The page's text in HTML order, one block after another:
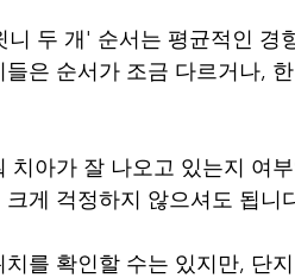
두 개' 순서는 평균적인 경
은 순서가 조금 다르거나,
아가 잘 나오고 있는지 여
게 걱정하지 않으셔도 됩니
를 확인할 수는 있지만, 단